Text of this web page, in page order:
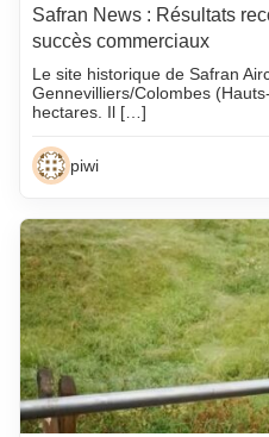
Safran News : Résultats
succès commerciaux
Le site historique de Safran
Gennevilliers/Colombes
hectares. Il […]
piwi